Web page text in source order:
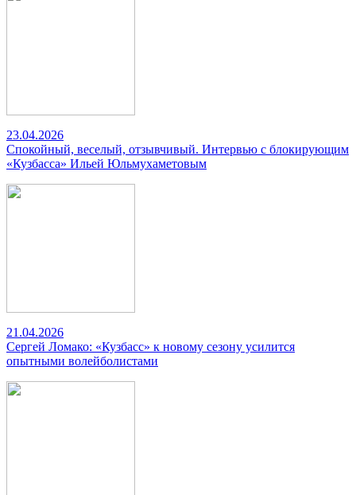
23.04.2026
Спокойный, веселый, отзывчивый. Интервью с блокирующим
«Кузбасса» Ильей Юльмухаметовым
21.04.2026
Сергей Ломако: «Кузбасс» к новому сезону усилится
опытными волейболистами